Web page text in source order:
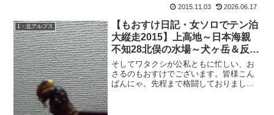
くだから山に行きたい。ご馳走持って。
ご馳走といえば、夏の大縦走。あっちゃ
んヒロちゃんの山食の定...
2015.11.03 2026.06.17
1・北アルプス
【もおすけ日記・女ソロでテン泊
大縦走2015】上高地～日本海親
不知28北俣の水場～犬ヶ岳＆反響
の多いアイテム3点
そしてワタクシが公私ともに忙しい、お
さるのもおすけでございます。皆様こん
ばんにゃ。先程まで格闘しておりまし